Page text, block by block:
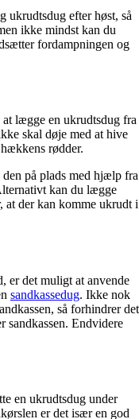
ukrudtsdug efter høst, så
ikke mindst kan du
fordampningen og
lægge en ukrudtsdug fra
skal døje med at hive
rødder.
på plads med hjælp fra
kan du lægge
at der kan komme ukrudt i
er det muligt at anvende
sandkassedug. Ikke nok
så forhindrer det
sandkassen. Endvidere
en ukrudtsdug under
er det især en god